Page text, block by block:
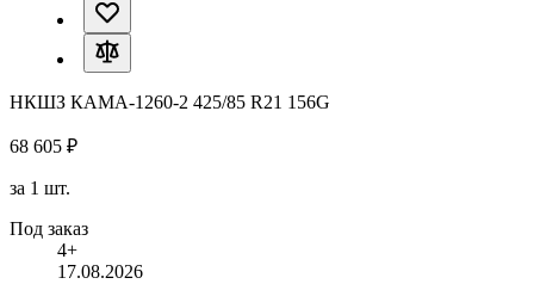
НКШЗ КАМА-1260-2 425/85 R21 156G
68 605 ₽
за 1 шт.
Под заказ
4+
17.08.2026